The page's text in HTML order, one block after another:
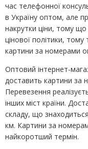
час телефонної
в Україну оптом, але
накрутки ціни, тому
цінової політики,
картини за номерами
Оптовий інтернет-
доставить картини за
Перевезення
інших міст країни.
складу, що
км. Картини за
найкоротший термін.